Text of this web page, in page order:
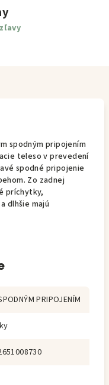
spodným pripojením
teleso v prevedení
spodné pripojenie
Zo zadnej
príchytky,
dlhšie majú
PRIPOJENÍM